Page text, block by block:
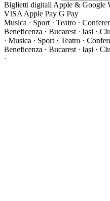
Biglietti digitali Apple & Google
VISA Apple Pay G Pay
Musica · Sport · Teatro ·
Beneficenza · Bucarest · Iași ·
· Musica · Sport · Teatro ·
Beneficenza · Bucarest · Iași ·
·